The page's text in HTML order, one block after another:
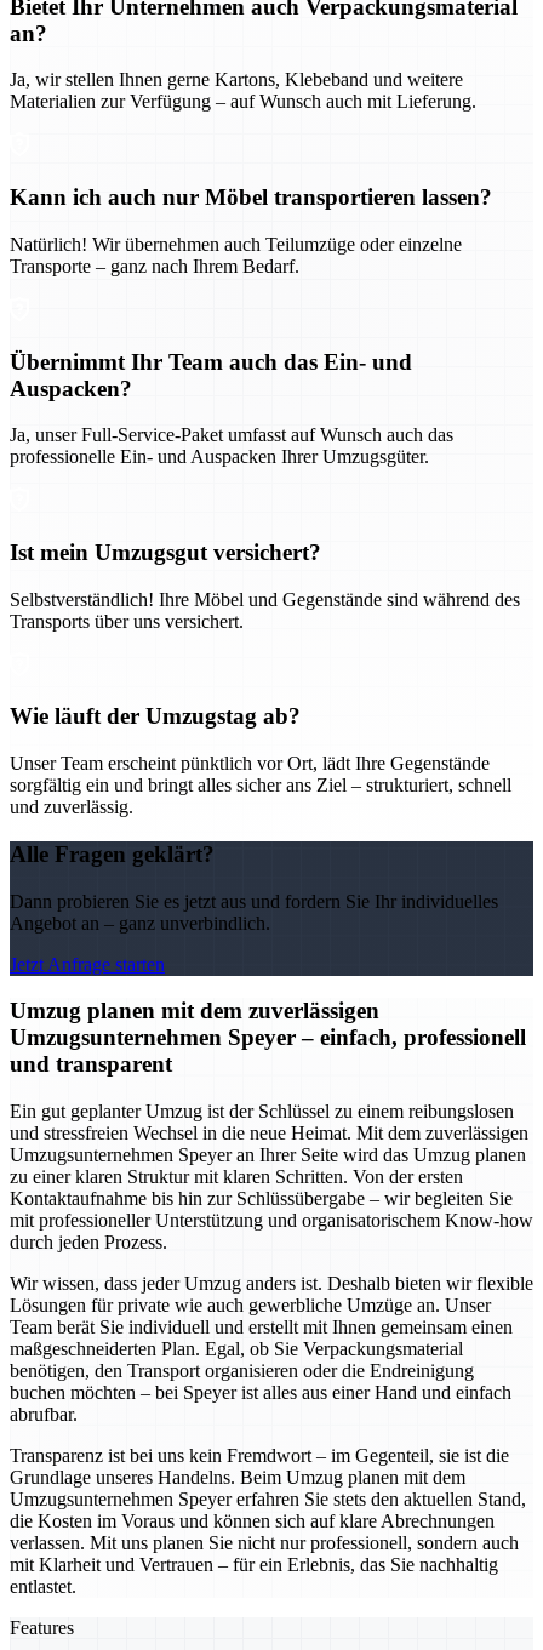
Bietet Ihr Unternehmen auch Verpackungsmaterial
an?
Ja, wir stellen Ihnen gerne Kartons, Klebeband und weitere
Materialien zur Verfügung – auf Wunsch auch mit Lieferung.
Kann ich auch nur Möbel transportieren lassen?
Natürlich! Wir übernehmen auch Teilumzüge oder einzelne
Transporte – ganz nach Ihrem Bedarf.
Übernimmt Ihr Team auch das Ein- und
Auspacken?
Ja, unser Full-Service-Paket umfasst auf Wunsch auch das
professionelle Ein- und Auspacken Ihrer Umzugsgüter.
Ist mein Umzugsgut versichert?
Selbstverständlich! Ihre Möbel und Gegenstände sind während des
Transports über uns versichert.
Wie läuft der Umzugstag ab?
Unser Team erscheint pünktlich vor Ort, lädt Ihre Gegenstände
sorgfältig ein und bringt alles sicher ans Ziel – strukturiert, schnell
und zuverlässig.
Alle Fragen geklärt?
Dann probieren Sie es jetzt aus und fordern Sie Ihr individuelles
Angebot an – ganz unverbindlich.
Jetzt Anfrage starten
Umzug planen mit dem zuverlässigen
Umzugsunternehmen Speyer – einfach, professionell
und transparent
Ein gut geplanter Umzug ist der Schlüssel zu einem reibungslosen
und stressfreien Wechsel in die neue Heimat. Mit dem zuverlässigen
Umzugsunternehmen Speyer an Ihrer Seite wird das Umzug planen
zu einer klaren Struktur mit klaren Schritten. Von der ersten
Kontaktaufnahme bis hin zur Schlüssübergabe – wir begleiten Sie
mit professioneller Unterstützung und organisatorischem Know-how
durch jeden Prozess.
Wir wissen, dass jeder Umzug anders ist. Deshalb bieten wir flexible
Lösungen für private wie auch gewerbliche Umzüge an. Unser
Team berät Sie individuell und erstellt mit Ihnen gemeinsam einen
maßgeschneiderten Plan. Egal, ob Sie Verpackungsmaterial
benötigen, den Transport organisieren oder die Endreinigung
buchen möchten – bei Speyer ist alles aus einer Hand und einfach
abrufbar.
Transparenz ist bei uns kein Fremdwort – im Gegenteil, sie ist die
Grundlage unseres Handelns. Beim Umzug planen mit dem
Umzugsunternehmen Speyer erfahren Sie stets den aktuellen Stand,
die Kosten im Voraus und können sich auf klare Abrechnungen
verlassen. Mit uns planen Sie nicht nur professionell, sondern auch
mit Klarheit und Vertrauen – für ein Erlebnis, das Sie nachhaltig
entlastet.
Features